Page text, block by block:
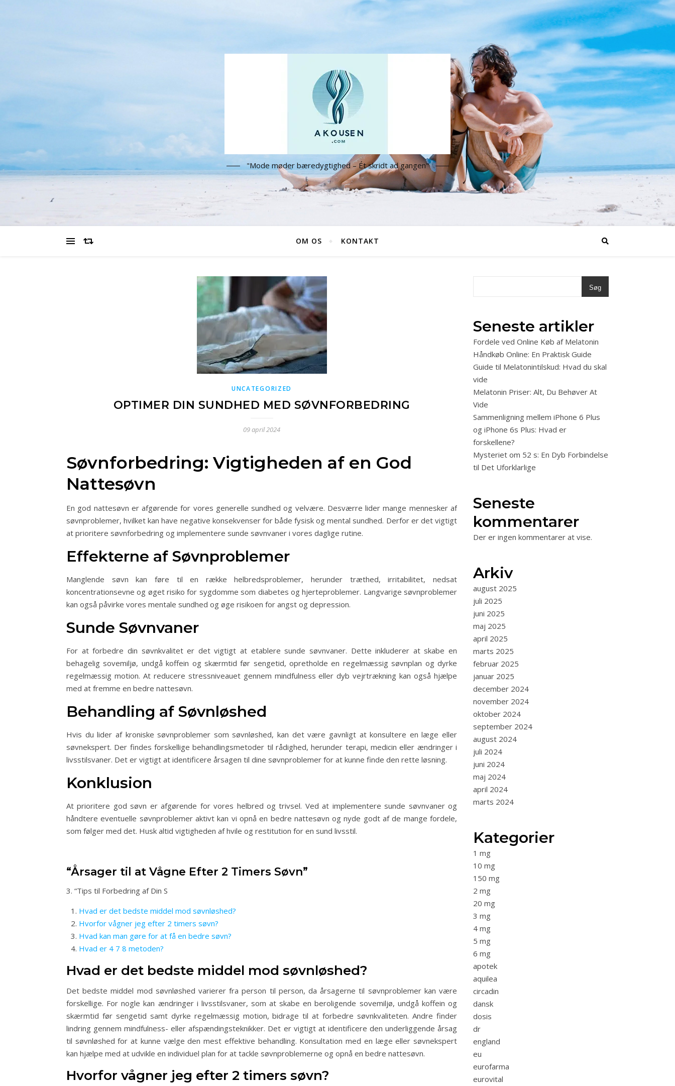
"Mode møder bæredygtighed – Ét skridt ad gangen"
OM OS KONTAKT
UNCATEGORIZED
OPTIMER DIN SUNDHED MED SØVNFORBEDRING
09 april 2024
Søvnforbedring: Vigtigheden af en God
Nattesøvn
En god nattesøvn er afgørende for vores generelle sundhed og velvære. Desværre lider mange mennesker af
søvnproblemer, hvilket kan have negative konsekvenser for både fysisk og mental sundhed. Derfor er det vigtigt
at prioritere søvnforbedring og implementere sunde søvnvaner i vores daglige rutine.
Effekterne af Søvnproblemer
Manglende søvn kan føre til en række helbredsproblemer, herunder træthed, irritabilitet, nedsat
koncentrationsevne og øget risiko for sygdomme som diabetes og hjerteproblemer. Langvarige søvnproblemer
kan også påvirke vores mentale sundhed og øge risikoen for angst og depression.
Sunde Søvnvaner
For at forbedre din søvnkvalitet er det vigtigt at etablere sunde søvnvaner. Dette inkluderer at skabe en
behagelig sovemiljø, undgå koffein og skærmtid før sengetid, opretholde en regelmæssig søvnplan og dyrke
regelmæssig motion. At reducere stressniveauet gennem mindfulness eller dyb vejrtrækning kan også hjælpe
med at fremme en bedre nattesøvn.
Behandling af Søvnløshed
Hvis du lider af kroniske søvnproblemer som søvnløshed, kan det være gavnligt at konsultere en læge eller
søvnekspert. Der findes forskellige behandlingsmetoder til rådighed, herunder terapi, medicin eller ændringer i
livsstilsvaner. Det er vigtigt at identificere årsagen til dine søvnproblemer for at kunne finde den rette løsning.
Konklusion
At prioritere god søvn er afgørende for vores helbred og trivsel. Ved at implementere sunde søvnvaner og
håndtere eventuelle søvnproblemer aktivt kan vi opnå en bedre nattesøvn og nyde godt af de mange fordele,
som følger med det. Husk altid vigtigheden af hvile og restitution for en sund livsstil.
“Årsager til at Vågne Efter 2 Timers Søvn”
3. “Tips til Forbedring af Din S
Hvad er det bedste middel mod søvnløshed?
Hvorfor vågner jeg efter 2 timers søvn?
Hvad kan man gøre for at få en bedre søvn?
Hvad er 4 7 8 metoden?
Hvad er det bedste middel mod søvnløshed?
Det bedste middel mod søvnløshed varierer fra person til person, da årsagerne til søvnproblemer kan være
forskellige. For nogle kan ændringer i livsstilsvaner, som at skabe en beroligende sovemiljø, undgå koffein og
skærmtid før sengetid samt dyrke regelmæssig motion, bidrage til at forbedre søvnkvaliteten. Andre finder
lindring gennem mindfulness- eller afspændingsteknikker. Det er vigtigt at identificere den underliggende årsag
til søvnløshed for at kunne vælge den mest effektive behandling. Konsultation med en læge eller søvnekspert
kan hjælpe med at udvikle en individuel plan for at tackle søvnproblemerne og opnå en bedre nattesøvn.
Hvorfor vågner jeg efter 2 timers søvn?
Søg
Seneste artikler
Fordele ved Online Køb af Melatonin
Håndkøb Online: En Praktisk Guide
Guide til Melatonintilskud: Hvad du skal
vide
Melatonin Priser: Alt, Du Behøver At
Vide
Sammenligning mellem iPhone 6 Plus
og iPhone 6s Plus: Hvad er
forskellene?
Mysteriet om 52 s: En Dyb Forbindelse
til Det Uforklarlige
Seneste
kommentarer
Der er ingen kommentarer at vise.
Arkiv
august 2025
juli 2025
juni 2025
maj 2025
april 2025
marts 2025
februar 2025
januar 2025
december 2024
november 2024
oktober 2024
september 2024
august 2024
juli 2024
juni 2024
maj 2024
april 2024
marts 2024
Kategorier
1 mg
10 mg
150 mg
2 mg
20 mg
3 mg
4 mg
5 mg
6 mg
apotek
aquilea
circadin
dansk
dosis
dr
england
eu
eurofarma
eurovital